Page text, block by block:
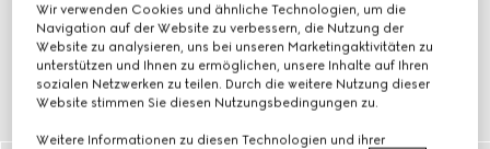
Jungen
mehr erfahren
Wir verwenden Cookies und ähnliche Technologien, um die
Navigation auf der Website zu verbessern, die Nutzung der
Website zu analysieren, uns bei unseren Marketingaktivitäten zu
unterstützen und Ihnen zu ermöglichen, unsere Inhalte auf Ihren
sozialen Netzwerken zu teilen. Durch die weitere Nutzung dieser
Website stimmen Sie diesen Nutzungsbedingungen zu.
Weitere Informationen zu diesen Technologien und ihrer